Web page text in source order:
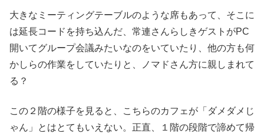
大きなミーティングテーブルのような席もあって、そこに
は延長コードを持ち込んだ、常連さんらしきゲストがPC
開いてグループ会議みたいなのをいていたり、他の方も何
かしらの作業をしていたりと、ノマドさん方に親しまれて
る？
この２階の様子を見ると、こちらのカフェが「ダメダメじ
ゃん」とはとてもいえない。正直、１階の段階で諦めて帰